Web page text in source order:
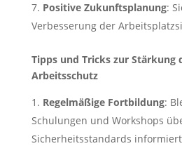
Positive Zukunftsplanung:
Verbesserung der
Tipps und Tricks zur Stärkung
Arbeitsschutz
Regelmäßige Fortbildung:
Schulungen und Workshops
Sicherheitsstandards